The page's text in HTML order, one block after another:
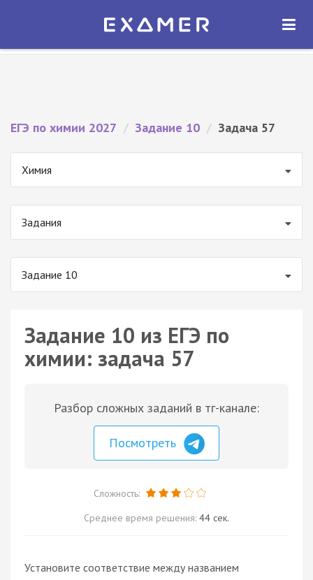
Экзамер — ЕГЭ 2027
ОТКРЫТЬ
ЕГЭ по химии 2027 / Задание 10 / Задача 57
Химия
Задания
Задание 10
Задание 10 из ЕГЭ по
химии: задача 57
Разбор сложных заданий в тг-канале:
Посмотреть
Сложность:
Среднее время решения: 44 сек.
Установите соответствие между названием